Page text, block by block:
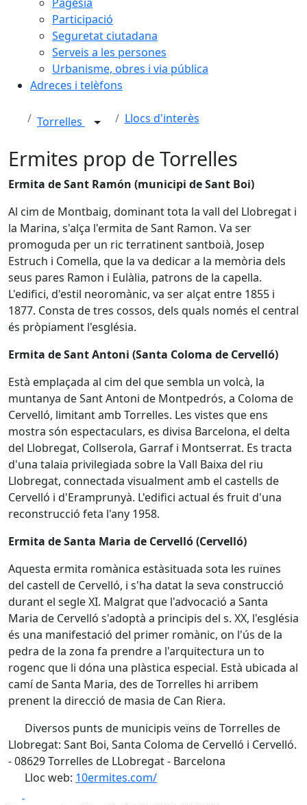
Participació
Seguretat ciutadana
Serveis a les persones
Urbanisme, obres i via pública
Adreces i telèfons
Torrelles Llocs d'interès
Ermites prop de Torrelles
Ermita de Sant Ramón (municipi de Sant Boi)
Al cim de Montbaig, dominant tota la vall del Llobregat i
la Marina, s'alça l'ermita de Sant Ramon. Va ser
promoguda per un ric terratinent santboià, Josep
Estruch i Comella, que la va dedicar a la memòria dels
seus pares Ramon i Eulàlia, patrons de la capella.
L'edifici, d'estil neoromànic, va ser alçat entre 1855 i
1877. Consta de tres cossos, dels quals només el central
és pròpiament l'església.
Ermita de Sant Antoni (Santa Coloma de Cervelló)
Està emplaçada al cim del que sembla un volcà, la
muntanya de Sant Antoni de Montpedrós, a Coloma de
Cervelló, limitant amb Torrelles. Les vistes que ens
mostra són espectaculars, es divisa Barcelona, el delta
del Llobregat, Collserola, Garraf i Montserrat. Es tracta
d'una talaia privilegiada sobre la Vall Baixa del riu
Llobregat, connectada visualment amb el castells de
Cervelló i d'Eramprunyà. L'edifici actual és fruit d'una
reconstrucció feta l'any 1958.
Ermita de Santa Maria de Cervelló (Cervelló)
Aquesta ermita romànica estàsituada sota les ruïnes
del castell de Cervelló, i s'ha datat la seva construcció
durant el segle XI. Malgrat que l'advocació a Santa
Maria de Cervelló s'adoptà a principis del s. XX, l'església
és una manifestació del primer romànic, on l'ús de la
pedra de la zona fa prendre a l'arquitectura un to
rogenc que li dóna una plàstica especial. Està ubicada al
camí de Santa Maria, des de Torrelles hi arribem
prenent la direcció de masia de Can Riera.
Diversos punts de municipis veïns de Torrelles de
Llobregat: Sant Boi, Santa Coloma de Cervelló i Cervelló.
- 08629 Torrelles de LLobregat - Barcelona
Lloc web: 10ermites.com/